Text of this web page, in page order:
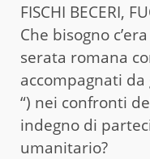
FISCHI BECERI,
Che bisogno
serata romana
accompagnati da
“) nei confronti
indegno di
umanitario?